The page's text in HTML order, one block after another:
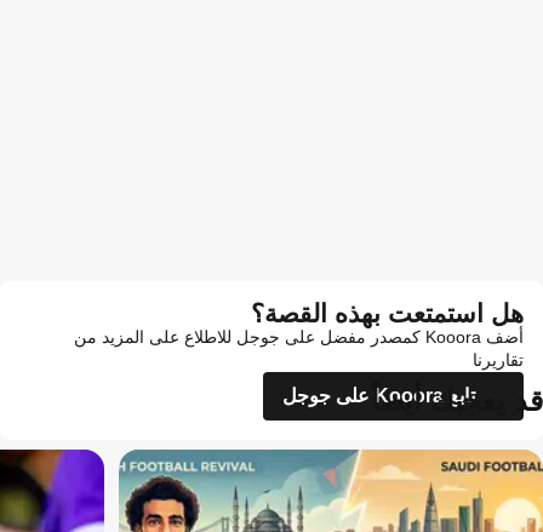
هل استمتعت بهذه القصة؟
أضف Kooora كمصدر مفضل على جوجل للاطلاع على المزيد من
تقاريرنا
تابع Kooora على جوجل
قد يعجبك أيضاً